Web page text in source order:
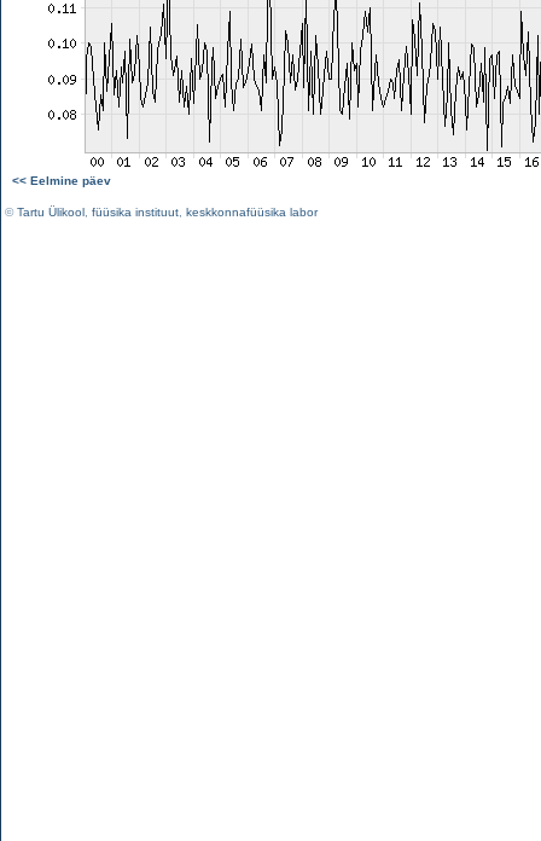
<< Eelmine päev
©Tartu Ülikool füüsika instituut keskkonnafüüsika labor